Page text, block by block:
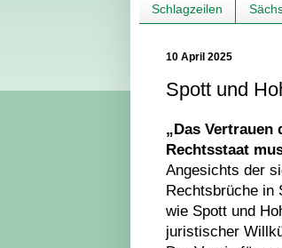
Schlagzeilen
10 April 2025
Spott und
„Das
Rechtsstaat
Angesichts der
Rechtsbrüche in
wie Spott und
juristischer